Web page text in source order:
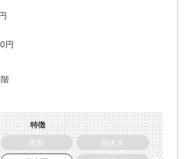
円
特徴
更新
居抜き